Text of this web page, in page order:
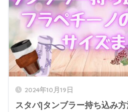
2024年10月19日
スタバ|タンブラー持ち込み